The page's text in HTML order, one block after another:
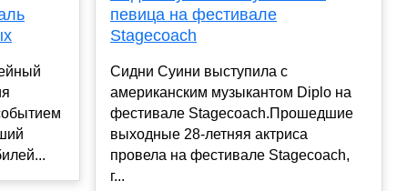
певица на фестивале
Stagecoach
Сидни Суини выступила с
американским музыкантом Diplo на
фестивале Stagecoach.Прошедшие
выходные 28-летняя актриса
провела на фестивале Stagecoach,
г...